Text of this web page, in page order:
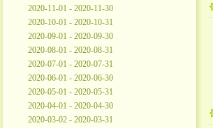
2020-11-01 - 2020-11-30
2020-10-01 - 2020-10-31
2020-09-01 - 2020-09-30
2020-08-01 - 2020-08-31
2020-07-01 - 2020-07-31
2020-06-01 - 2020-06-30
2020-05-01 - 2020-05-31
2020-04-01 - 2020-04-30
2020-03-02 - 2020-03-31